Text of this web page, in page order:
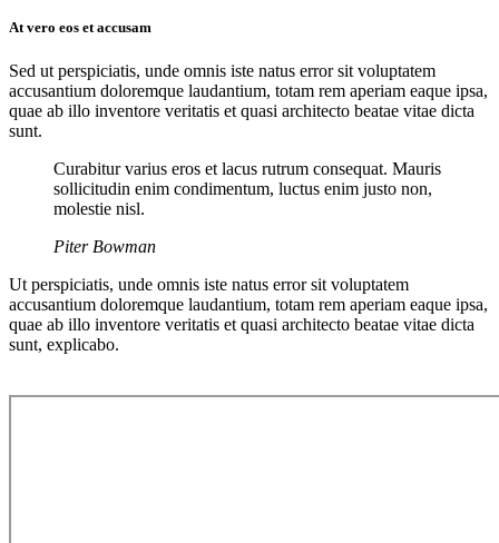
At vero eos et accusam
Sed ut perspiciatis, unde omnis iste natus error sit voluptatem
accusantium doloremque laudantium, totam rem aperiam eaque ipsa,
quae ab illo inventore veritatis et quasi architecto beatae vitae dicta
sunt.
Curabitur varius eros et lacus rutrum consequat. Mauris
sollicitudin enim condimentum, luctus enim justo non,
molestie nisl.
Piter Bowman
Ut perspiciatis, unde omnis iste natus error sit voluptatem
accusantium doloremque laudantium, totam rem aperiam eaque ipsa,
quae ab illo inventore veritatis et quasi architecto beatae vitae dicta
sunt, explicabo.